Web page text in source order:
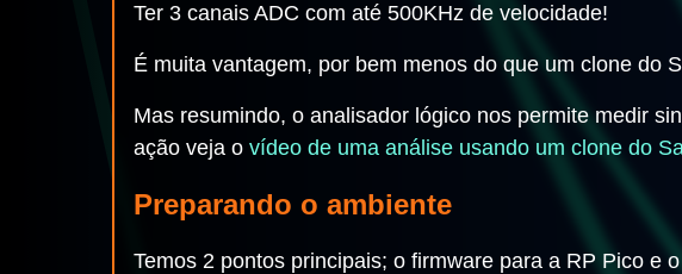
Ter 3 canais ADC com até 500KHz de velocidade!
É muita vantagem, por bem menos do que um clone do
Mas resumindo, o analisador lógico nos permite medir
ação veja o vídeo de uma análise usando um clone do
Preparando o ambiente
Temos 2 pontos principais; o firmware para a RP Pico e